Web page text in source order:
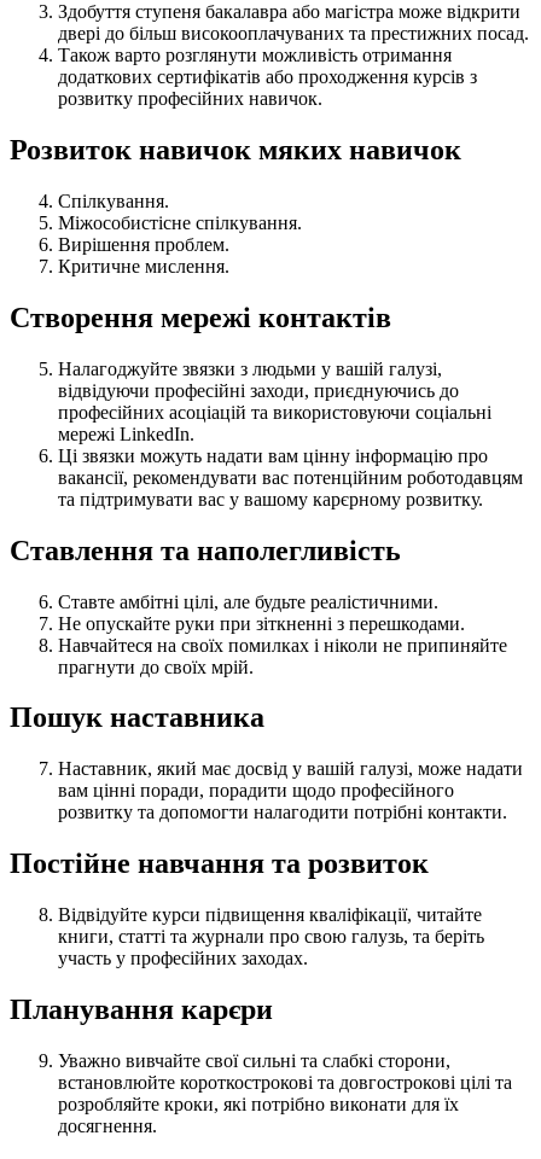
Здобуття ступеня бакалавра або магістра може відкрити
двері до більш високооплачуваних та престижних посад.
Також варто розглянути можливість отримання
додаткових сертифікатів або проходження курсів з
розвитку професійних навичок.
Розвиток навичок мяких навичок
Спілкування.
Міжособистісне спілкування.
Вирішення проблем.
Критичне мислення.
Створення мережі контактів
Налагоджуйте звязки з людьми у вашій галузі,
відвідуючи професійні заходи, приєднуючись до
професійних асоціацій та використовуючи соціальні
мережі LinkedIn.
Ці звязки можуть надати вам цінну інформацію про
вакансії, рекомендувати вас потенційним роботодавцям
та підтримувати вас у вашому карєрному розвитку.
Ставлення та наполегливість
Ставте амбітні цілі, але будьте реалістичними.
Не опускайте руки при зіткненні з перешкодами.
Навчайтеся на своїх помилках і ніколи не припиняйте
прагнути до своїх мрій.
Пошук наставника
Наставник, який має досвід у вашій галузі, може надати
вам цінні поради, порадити щодо професійного
розвитку та допомогти налагодити потрібні контакти.
Постійне навчання та розвиток
Відвідуйте курси підвищення кваліфікації, читайте
книги, статті та журнали про свою галузь, та беріть
участь у професійних заходах.
Планування карєри
Уважно вивчайте свої сильні та слабкі сторони,
встановлюйте короткострокові та довгострокові цілі та
розробляйте кроки, які потрібно виконати для їх
досягнення.